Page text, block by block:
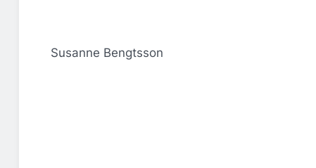
Susanne Bengtsson